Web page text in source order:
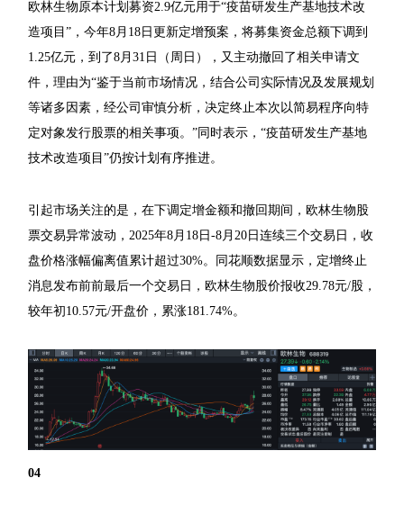
欧林生物原本计划募资2.9亿元用于“疫苗研发生产基地技术改
造项目”，今年8月18日更新定增预案，将募集资金总额下调到
1.25亿元，到了8月31日（周日），又主动撤回了相关申请文
件，理由为“鉴于当前市场情况，结合公司实际情况及发展规划
等诸多因素，经公司审慎分析，决定终止本次以简易程序向特
定对象发行股票的相关事项。”同时表示，“疫苗研发生产基地
技术改造项目”仍按计划有序推进。
引起市场关注的是，在下调定增金额和撤回期间，欧林生物股
票交易异常波动，2025年8月18日-8月20日连续三个交易日，收
盘价格涨幅偏离值累计超过30%。同花顺数据显示，定增终止
消息发布前前最后一个交易日，欧林生物股价报收29.78元/股，
较年初10.57元/开盘价，累涨181.74%。
04